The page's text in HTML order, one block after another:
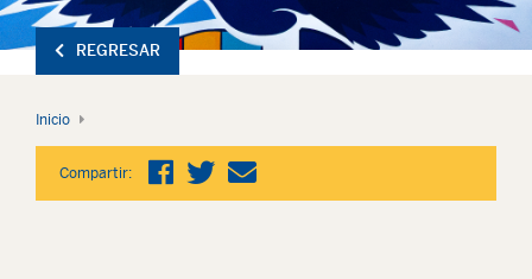
REGRESAR
Inicio
Compartir: